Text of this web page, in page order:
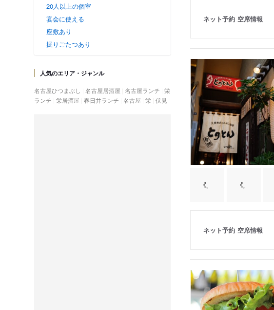
20人以上の個室
宴会に使える
座敷あり
掘りごたつあり
人気のエリア・ジャンル
名古屋ひつまぶし 名古屋居酒屋 名古屋ランチ 栄
ランチ 栄居酒屋 春日井ランチ 名古屋 栄 伏見
ネット予約 空席情報
ネット予約 空席情報